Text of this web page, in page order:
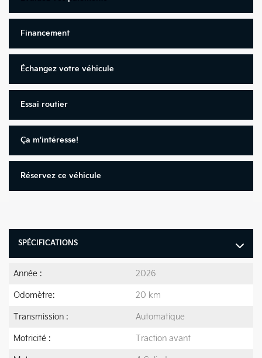
SPÉCIFICATIONS
Année : 2026
Odomètre: 20 km
Transmission : Automatique
Motricité : Traction avant
Financement
Échangez votre véhicule
Essai routier
Ça m'intéresse!
Réservez ce véhicule